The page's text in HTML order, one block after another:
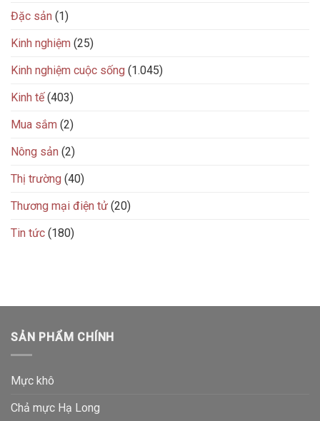
Đặc sản (1)
Kinh nghiệm (25)
Kinh nghiệm cuộc sống (1.045)
Kinh tế(403)
Mua sắm (2)
Nông sản (2)
Thị trường (40)
Thương mại điện tử (20)
Tin tức (180)
SẢN PHẨM CHÍNH
Mực khô
Chả mực Hạ Long